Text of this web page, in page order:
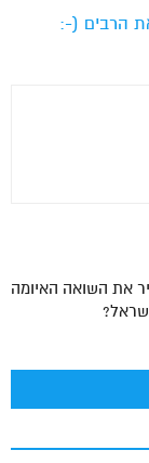
הרבים (-:
את השואה האיומה